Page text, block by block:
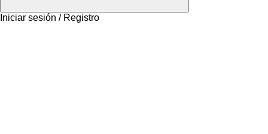
Iniciar sesión / Registro